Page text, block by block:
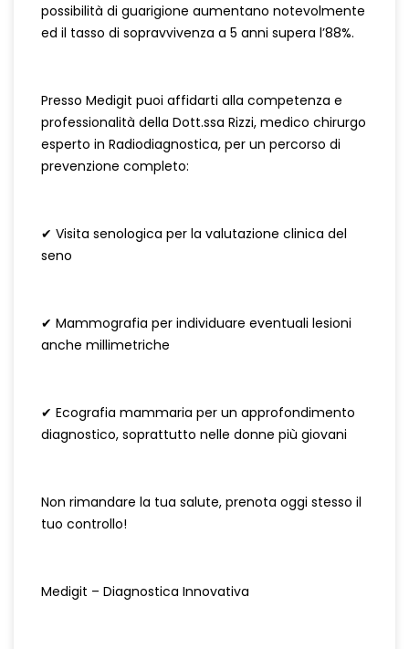
possibilità di guarigione aumentano notevolmente
ed il tasso di sopravvivenza a 5 anni supera l’88%.
Presso Medigit puoi affidarti alla competenza e
professionalità della Dott.ssa Rizzi, medico chirurgo
esperto in Radiodiagnostica, per un percorso di
prevenzione completo:
✔ Visita senologica per la valutazione clinica del
seno
✔ Mammografia per individuare eventuali lesioni
anche millimetriche
✔ Ecografia mammaria per un approfondimento
diagnostico, soprattutto nelle donne più giovani
Non rimandare la tua salute, prenota oggi stesso il
tuo controllo!
Medigit – Diagnostica Innovativa